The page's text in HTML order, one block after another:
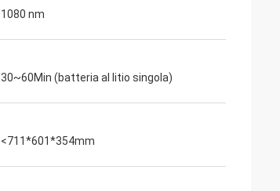
1080 nm
30~60Min (batteria al litio singola)
<711*601*354mm